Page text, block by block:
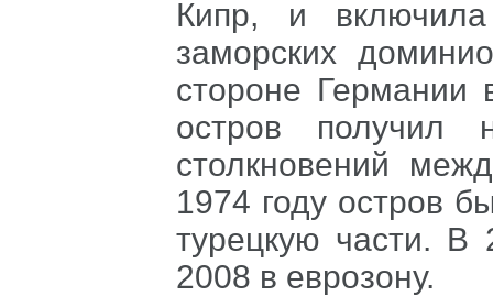
Кипр, и
заморских
стороне
остров получил
столкновений
1974 году остров
турецкую части. В
2008 в еврозону.